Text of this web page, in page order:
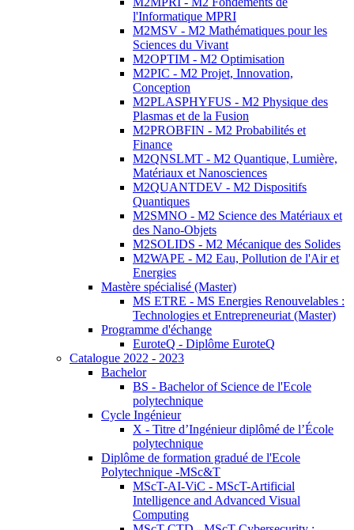
l'Informatique MPRI
M2MSV - M2 Mathématiques pour les
Sciences du Vivant
M2OPTIM - M2 Optimisation
M2PIC - M2 Projet, Innovation,
Conception
M2PLASPHYFUS - M2 Physique des
Plasmas et de la Fusion
M2PROBFIN - M2 Probabilités et
Finance
M2QNSLMT - M2 Quantique, Lumière,
Matériaux et Nanosciences
M2QUANTDEV - M2 Dispositifs
Quantiques
M2SMNO - M2 Science des Matériaux et
des Nano-Objets
M2SOLIDS - M2 Mécanique des Solides
M2WAPE - M2 Eau, Pollution de l'Air et
Energies
Mastère spécialisé (Master)
MS ETRE - MS Energies Renouvelables :
Technologies et Entrepreneuriat (Master)
Programme d'échange
EuroteQ - Diplôme EuroteQ
Catalogue 2022 - 2023
Bachelor
BS - Bachelor of Science de l'Ecole
polytechnique
Cycle Ingénieur
X - Titre d’Ingénieur diplômé de l’École
polytechnique
Diplôme de formation gradué de l'Ecole
Polytechnique -MSc&T
MScT-AI-ViC - MScT-Artificial
Intelligence and Advanced Visual
Computing